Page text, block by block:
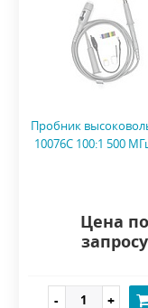
Пробник
10076C 100:1 500
Цена по
запросу